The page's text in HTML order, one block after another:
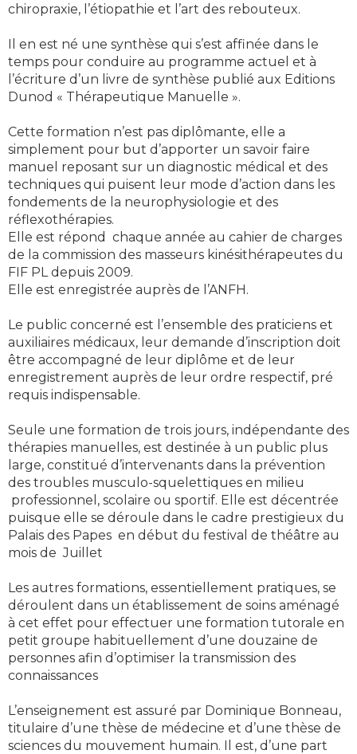
chiropraxie, l’étiopathie et l’art des rebouteux.
Il en est né une synthèse qui s’est affinée dans le
temps pour conduire au programme actuel et à
l’écriture d’un livre de synthèse publié aux Editions
Dunod « Thérapeutique Manuelle ».
Cette formation n’est pas diplômante, elle a
simplement pour but d’apporter un savoir faire
manuel reposant sur un diagnostic médical et des
techniques qui puisent leur mode d’action dans les
fondements de la neurophysiologie et des
réflexothérapies.
Elle est répond chaque année au cahier de charges
de la commission des masseurs kinésithérapeutes du
FIF PL depuis 2009.
Elle est enregistrée auprès de l’ANFH.
Le public concerné est l’ensemble des praticiens et
auxiliaires médicaux, leur demande d’inscription doit
être accompagné de leur diplôme et de leur
enregistrement auprès de leur ordre respectif, pré
requis indispensable.
Seule une formation de trois jours, indépendante des
thérapies manuelles, est destinée à un public plus
large, constitué d’intervenants dans la prévention
des troubles musculo-squelettiques en milieu
professionnel, scolaire ou sportif. Elle est décentrée
puisque elle se déroule dans le cadre prestigieux du
Palais des Papes en début du festival de théâtre au
mois de Juillet
Les autres formations, essentiellement pratiques, se
déroulent dans un établissement de soins aménagé
à cet effet pour effectuer une formation tutorale en
petit groupe habituellement d’une douzaine de
personnes afin d’optimiser la transmission des
connaissances
L’enseignement est assuré par Dominique Bonneau,
titulaire d’une thèse de médecine et d’une thèse de
sciences du mouvement humain. Il est, d’une part